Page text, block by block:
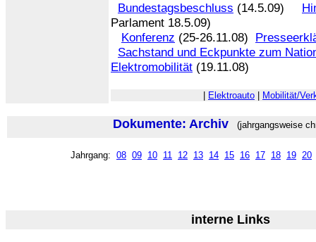
Bundestagsbeschluss (14.5.09)
Parlament 18.5.09)
Konferenz (25-26.11.08)
Sachstand und Eckpunkte zum
Elektromobilität (19.11.08)
Elektroauto Mobilität/
Dokumente: Archiv (jahrgangsweise
Jahrgang: 08 09 10 11 12 13 14 15 16 17 18 19 20
interne Links